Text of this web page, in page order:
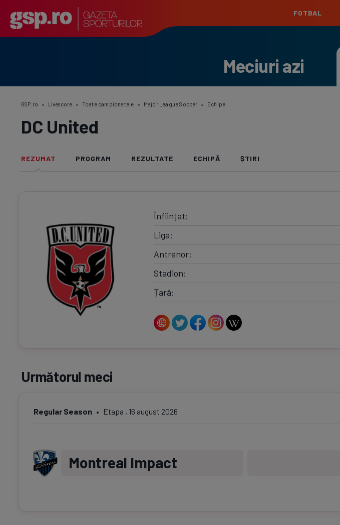
FOTBAL
Liga 2
Meciuri azi
GSP.ro » Livescore » Toate campionatele » Major League Soccer » Echipe
DC United
REZUMAT PROGRAM REZULTATE ECHIPĂ ȘTIRI
Înființat
Liga
Antrenor
Stadion
Țară
Următorul meci
Regular Season Etapa , 16 august 2026
Montreal Impact